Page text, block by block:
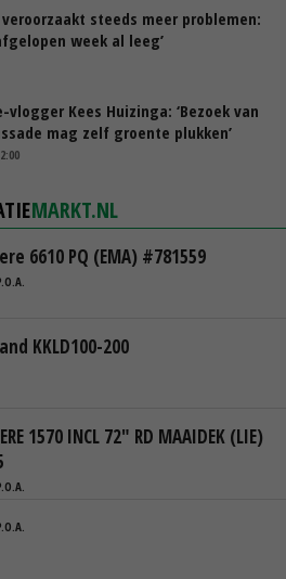
steeds meer problemen:
week al leeg’
vlogger Kees Huizinga: ‘Bezoek van
mag zelf groente plukken’
MARKT.NL
6610 PQ (EMA) #781559
KKLD100-200
1570 INCL 72" RD MAAIDEK (LIE)